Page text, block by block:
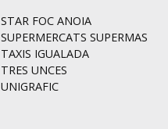
STAR FOC ANOIA
SUPERMERCATS SUPERMAS
TAXIS IGUALADA
TRES UNCES
UNIGRAFIC